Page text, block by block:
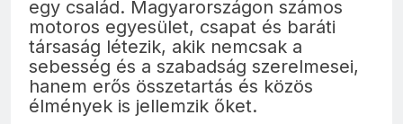
egy család. Magyarországon számos
motoros egyesület, csapat és baráti
társaság létezik, akik nemcsak a
sebesség és a szabadság szerelmesei,
hanem erős összetartás és közös
élmények is jellemzik őket.